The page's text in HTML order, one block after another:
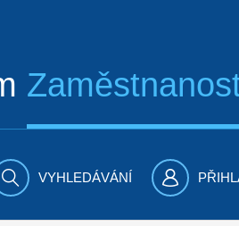
VYHLEDÁVÁNÍ